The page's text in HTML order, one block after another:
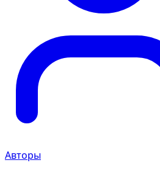
Авторы